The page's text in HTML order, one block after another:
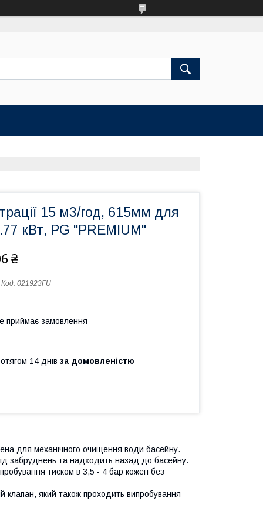
15 м3/год, 615мм для
кВт, PG "PREMIUM"
₴
Код: 021923FU
приймає замовлення
14 днів за домовленістю
для механічного очищення води басейну.
забруднень та надходить назад до басейну.
тиском в 3,5 - 4 бар кожен без
клапан, який також проходить випробування